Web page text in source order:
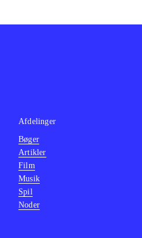
Afdelinger
Bøger
Artikler
Film
Musik
Spil
Noder